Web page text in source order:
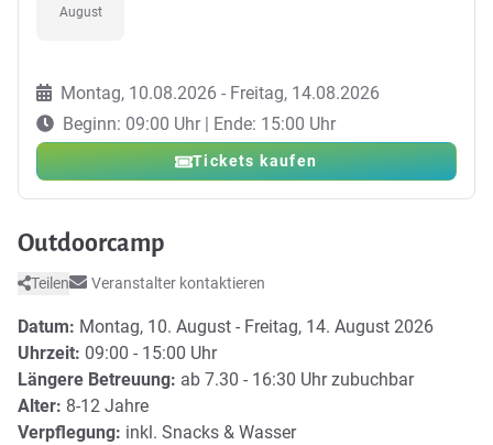
August
Montag, 10.08.2026 - Freitag, 14.08.2026
Beginn: 09:00 Uhr | Ende: 15:00 Uhr
Tickets kaufen
Outdoorcamp
Teilen Veranstalter kontaktieren
Datum: Montag, 10. August - Freitag, 14. August 2026
Uhrzeit: 09:00 - 15:00 Uhr
Längere Betreuung: ab 7.30 - 16:30 Uhr zubuchbar
Alter: 8-12 Jahre
Verpflegung: inkl. Snacks & Wasser